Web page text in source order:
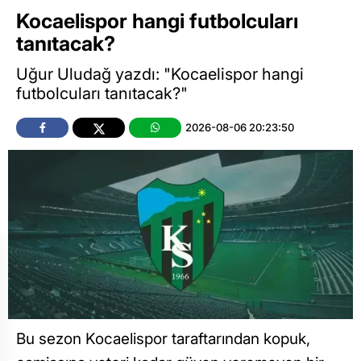
Kocaelispor hangi futbolcuları
tanıtacak?
Uğur Uludağ yazdı: "Kocaelispor hangi
futbolcuları tanıtacak?"
2026-08-06 20:23:50
Bu sezon Kocaelispor taraftarından kopuk,